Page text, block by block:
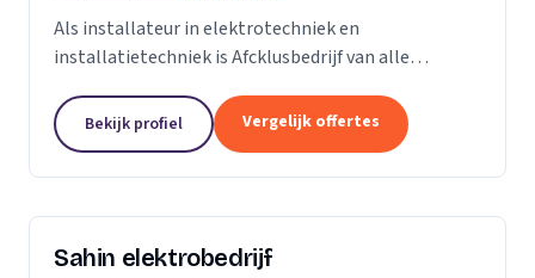
Als installateur in elektrotechniek en
installatietechniek is Afcklusbedrijf van alle
woningbouw, utiliteitsbouw. Op het gebied van
ontwerpen en...
Bekijk profiel Vergelijk offertes
Sahin elektrobedrijf